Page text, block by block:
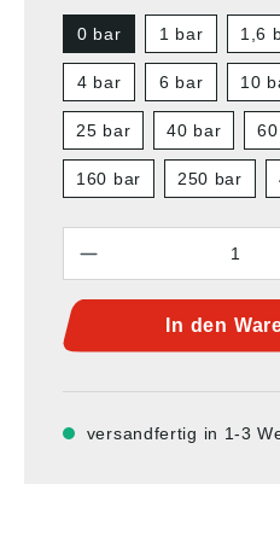
0 bar 1 bar 1,6
4 bar 6 bar 10
25 bar 40 bar
160 bar 250 bar
In den
versandfertig in 1-3